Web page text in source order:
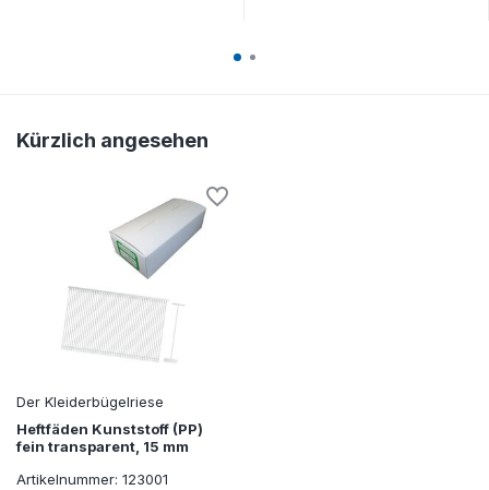
Kürzlich angesehen
Der Kleiderbügelriese
Heftfäden Kunststoff (PP)
fein transparent, 15 mm
Artikelnummer: 123001